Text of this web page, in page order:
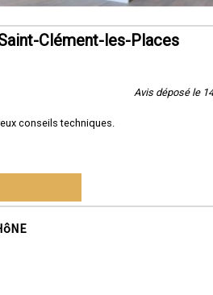
Clément-les-Places
Avis déposé le
conseils techniques.